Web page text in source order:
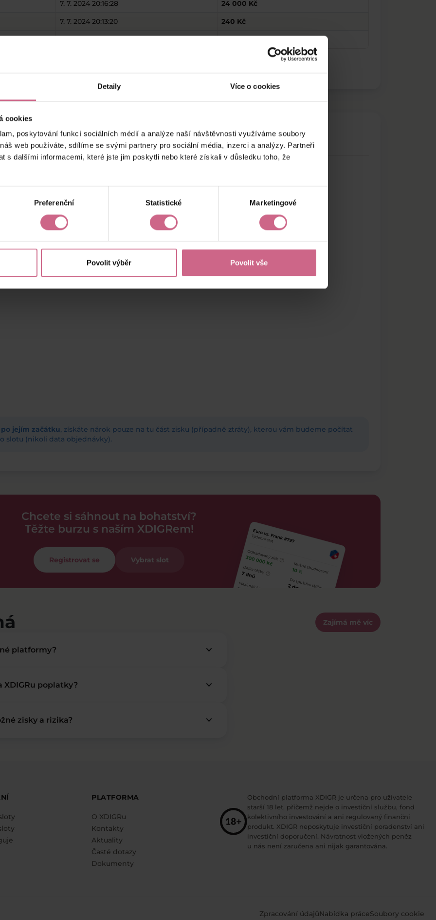
Detaily Více o cookies
cookies
poskytování funkcí sociálních médií a analýze naší návštěvnosti využíváme soubory
web používáte, sdílíme se svými partnery pro sociální média, inzerci a analýzy. Partneři
s dalšími informacemi, které jste jim poskytli nebo které získali v důsledku toho, že
Preferenční Statistické Marketingové
Povolit výběr Povolit vše
7. 7. 2024 20:16:28 24 000 Kč
7. 7. 2024 20:13:20 240 Kč
jejím začátku, získáte nárok pouze na tu část zisku (případně ztráty), kterou vám budeme počítat
slotu (nikoli data objednávky).
Chcete si sáhnout na bohatství?
Těžte burzu s naším XDIGRem!
Registrovat se Vybrat slot
Zajímá mě víc
platformy? keyboard_arrow_down
XDIGRu poplatky? keyboard_arrow_down
zisky a rizika? keyboard_arrow_down
PLATFORMA
O XDIGRu
Kontakty
Aktuality
Časté dotazy
Dokumenty
Obchodní platforma XDIGR je určena pro uživatele
starší 18 let, přičemž nejde o investiční službu, fond
kolektivního investování a ani regulovaný finanční
produkt. XDIGR neposkytuje investiční poradenství ani
investiční doporučení. Návratnost vložených peněz
u nás není zaručena ani nijak garantována.
Zpracování údajůNabídka práceSoubory cookie